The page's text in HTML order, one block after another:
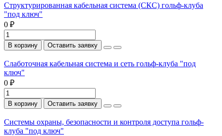
Структурированная кабельная система (СКС) гольф-клуба
"под ключ"
0 ₽
В корзину Оставить заявку
Слаботочная кабельная система и сеть гольф-клуба "под
ключ"
0 ₽
В корзину Оставить заявку
Системы охраны, безопасности и контроля доступа гольф-
клуба "под ключ"